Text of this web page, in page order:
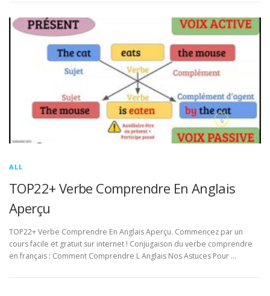
ALL
TOP22+ Verbe Comprendre En Anglais
Aperçu
TOP22+ Verbe Comprendre En Anglais Aperçu. Commencez par un
cours facile et gratuit sur internet ! Conjugaison du verbe comprendre
en français : Comment Comprendre L Anglais Nos Astuces Pour …